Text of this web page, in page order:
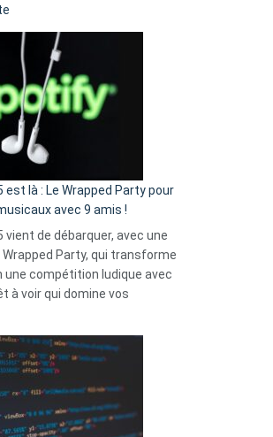
l’excuse
je
n’ai
pas
de
cash
»
Solly
change
la
vie
sans-
abri
en
3
secondes
là : Le Wrapped Party pour
avec 9 amis !
vient de débarquer, avec une
Party, qui transforme
une compétition ludique avec
à voir qui domine vos
Wrapped
2025
est
: